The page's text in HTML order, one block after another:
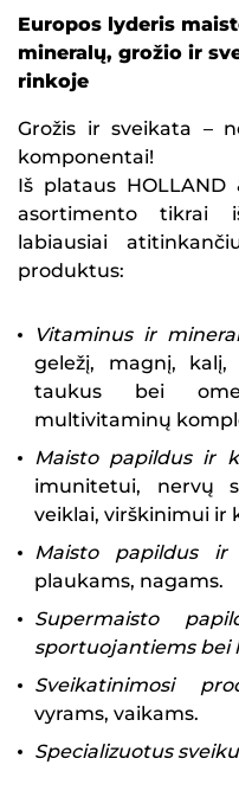
Europos lyderis
mineralų, grožio ir
rinkoje
Grožis ir sveikata –
komponentai!
Iš plataus HOLLAND
asortimento tikrai
labiausiai
produktus:
Vitaminus ir
geležį, magnį,
taukus bei
multivitaminų
Maisto papildus ir
imunitetui, nervų
veiklai, virškinimui ir
Maisto papildus ir
plaukams, nagams.
Supermaisto
sportuojantiems bei
Sveikatinimosi
vyrams, vaikams.
Specializuotus